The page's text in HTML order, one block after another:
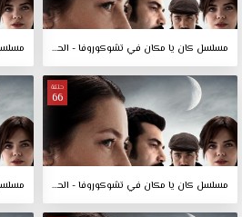
مسلسل كان يا مكان في تشوكوروفا - الحلقة 68
حلقة
66
مسلسل كان يا مكان في تشوكوروفا - الحلقة 66